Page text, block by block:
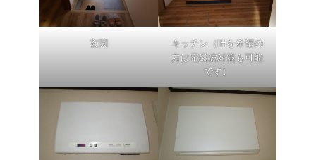
玄関
キッチン（IHを希望の
方は電磁波対策も可能
です）